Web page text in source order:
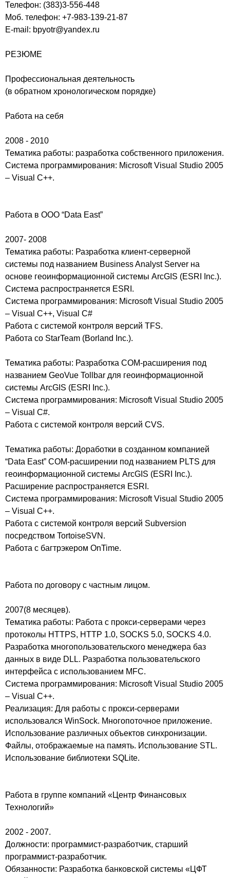
Телефон: (383)3-556-448
Моб. телефон: +7-983-139-21-87
E-mail: bpyotr@yandex.ru
РЕЗЮМЕ
Профессиональная деятельность
(в обратном хронологическом порядке)
Работа на себя
2008 - 2010
Тематика работы: разработка собственного приложения.
Система программирования: Microsoft Visual Studio 2005
– Visual C++.
Работа в ООО “Data East”
2007- 2008
Тематика работы: Разработка клиент-серверной
системы под названием Business Analyst Server на
основе геоинформационной системы ArcGIS (ESRI Inc.).
Система распространяется ESRI.
Система программирования: Microsoft Visual Studio 2005
– Visual C++, Visual C#
Работа с системой контроля версий TFS.
Работа со StarTeam (Borland Inc.).
Тематика работы: Разработка COM-расширения под
названием GeoVue Tollbar для геоинформационной
системы ArcGIS (ESRI Inc.).
Система программирования: Microsoft Visual Studio 2005
– Visual C#.
Работа с системой контроля версий CVS.
Тематика работы: Доработки в созданном компанией
“Data East” COM-расширении под названием PLTS для
геоинформационной системы ArcGIS (ESRI Inc.).
Расширение распространяется ESRI.
Система программирования: Microsoft Visual Studio 2005
– Visual C++.
Работа с системой контроля версий Subversion
посредством TortoiseSVN.
Работа с багтрэкером OnTime.
Работа по договору с частным лицом.
2007(8 месяцев).
Тематика работы: Работа с прокси-серверами через
протоколы HTTPS, HTTP 1.0, SOCKS 5.0, SOCKS 4.0.
Разработка многопользовательского менеджера баз
данных в виде DLL. Разработка пользовательского
интерфейса с использованием MFC.
Система программирования: Microsoft Visual Studio 2005
– Visual C++.
Реализация: Для работы с прокси-серверами
использовался WinSock. Многопоточное приложение.
Использование различных объектов синхронизации.
Файлы, отображаемые на память. Использование STL.
Использование библиотеки SQLite.
Работа в группе компаний «Центр Финансовых
Технологий»
2002 - 2007.
Должности: программист-разработчик, старший
программист-разработчик.
Обязанности: Разработка банковской системы «ЦФТ